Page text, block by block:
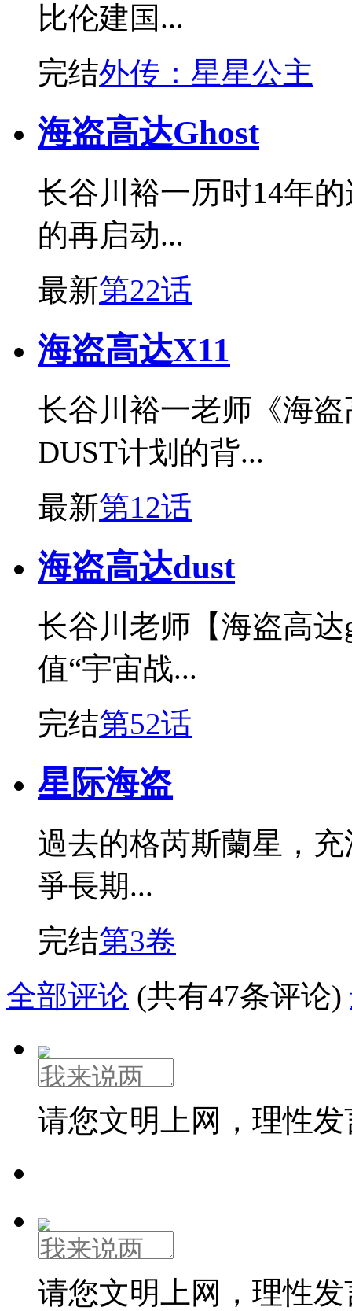
比伦建国...
完结外传：星星公主
海盗高达Ghost
长谷川裕一历时14年
的再启动...
最新第22话
海盗高达X11
长谷川裕一老师《海
DUST计划的背...
最新第12话
海盗高达dust
长谷川老师【海盗高达
值“宇宙战...
完结第52话
星际海盗
過去的格芮斯蘭星，
爭長期...
完结第3卷
全部评论 (共有47条评论)
请您文明上网，理性
请您文明上网，理性